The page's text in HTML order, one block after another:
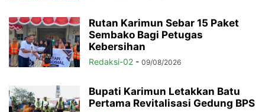
Rutan Karimun Sebar 15 Paket
Sembako Bagi Petugas
Kebersihan
Redaksi-02 - 09/08/2026
Bupati Karimun Letakkan Batu
Pertama Revitalisasi Gedung BPS